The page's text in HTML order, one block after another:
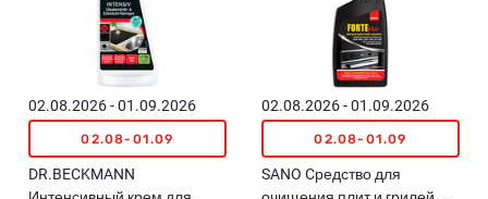
02.08.2026 - 01.09.2026
02.08-01.09
DR.BECKMANN
02.08.2026 - 01.09.2026
02.08-01.09
SANO Cредство для